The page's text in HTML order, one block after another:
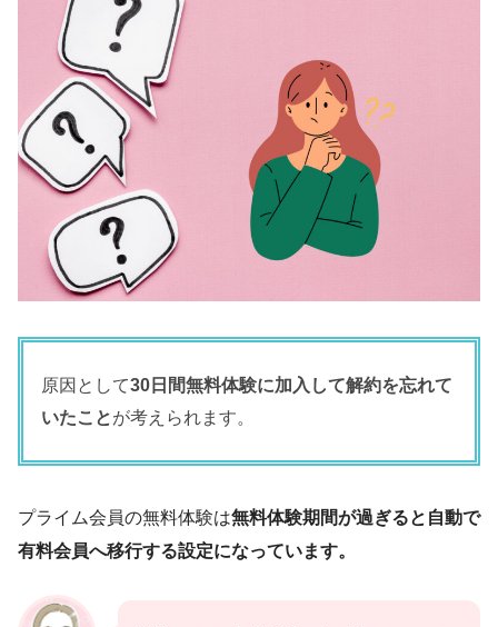
原因として30日間無料体験に加入して解約を忘れて
いたことが考えられます。
プライム会員の無料体験は無料体験期間が過ぎると自動で
有料会員へ移行する設定になっています。